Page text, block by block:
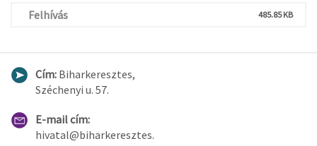
Felhívás 485.85 KB
Cím: Biharkeresztes,
Széchenyi u. 57.
E-mail cím:
hivatal@biharkeresztes.